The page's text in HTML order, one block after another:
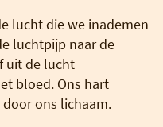
lucht die we inademen
luchtpijp naar de
uit de lucht
bloed. Ons hart
ons lichaam.